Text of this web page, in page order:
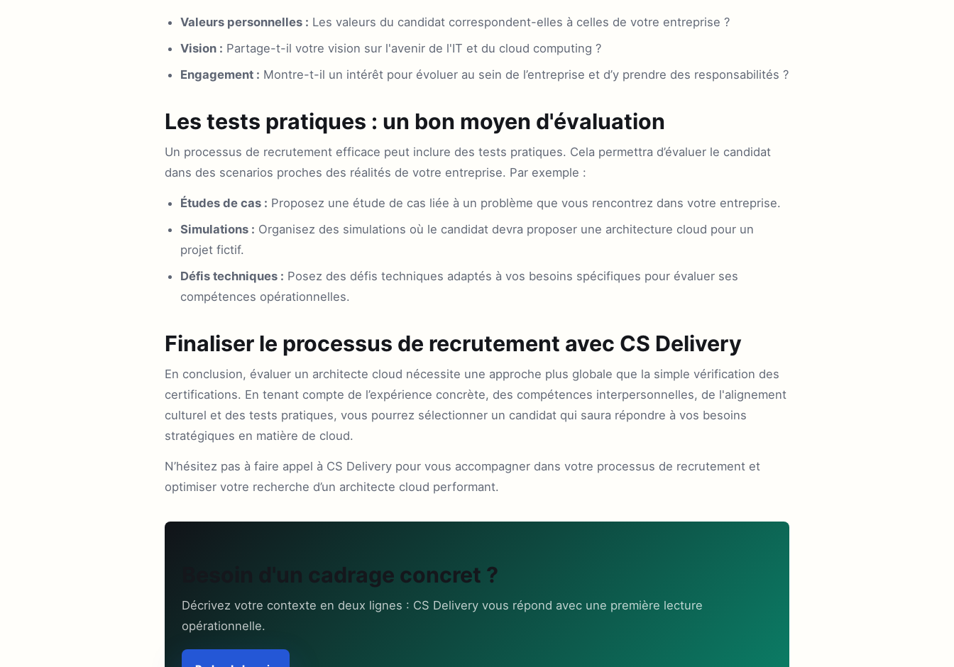
Valeurs personnelles : Les valeurs du candidat correspondent-elles à celles de votre entreprise ?
Vision : Partage-t-il votre vision sur l'avenir de l'IT et du cloud computing ?
Engagement : Montre-t-il un intérêt pour évoluer au sein de l’entreprise et d’y prendre des responsabilités ?
Les tests pratiques : un bon moyen d'évaluation
Un processus de recrutement efficace peut inclure des tests pratiques. Cela permettra d’évaluer le candidat
dans des scenarios proches des réalités de votre entreprise. Par exemple :
Études de cas : Proposez une étude de cas liée à un problème que vous rencontrez dans votre entreprise.
Simulations : Organisez des simulations où le candidat devra proposer une architecture cloud pour un
projet fictif.
Défis techniques : Posez des défis techniques adaptés à vos besoins spécifiques pour évaluer ses
compétences opérationnelles.
Finaliser le processus de recrutement avec CS Delivery
En conclusion, évaluer un architecte cloud nécessite une approche plus globale que la simple vérification des
certifications. En tenant compte de l’expérience concrète, des compétences interpersonnelles, de l'alignement
culturel et des tests pratiques, vous pourrez sélectionner un candidat qui saura répondre à vos besoins
stratégiques en matière de cloud.
N’hésitez pas à faire appel à CS Delivery pour vous accompagner dans votre processus de recrutement et
optimiser votre recherche d’un architecte cloud performant.
Besoin d'un cadrage concret ?
Décrivez votre contexte en deux lignes : CS Delivery vous répond avec une première lecture
opérationnelle.